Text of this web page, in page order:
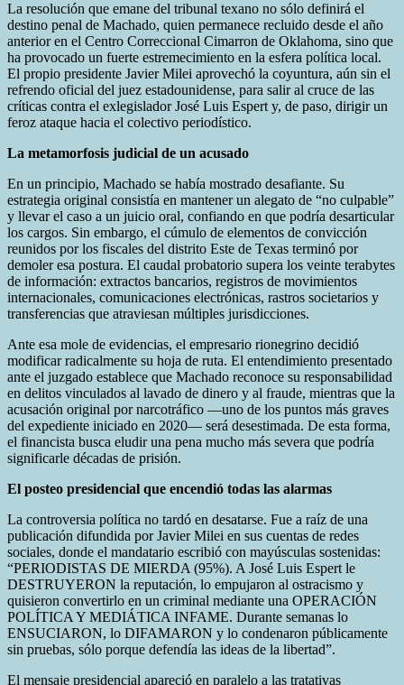
La resolución que emane del tribunal texano no sólo definirá el
destino penal de Machado, quien permanece recluido desde el año
anterior en el Centro Correccional Cimarron de Oklahoma, sino que
ha provocado un fuerte estremecimiento en la esfera política local.
El propio presidente Javier Milei aprovechó la coyuntura, aún sin el
refrendo oficial del juez estadounidense, para salir al cruce de las
críticas contra el exlegislador José Luis Espert y, de paso, dirigir un
feroz ataque hacia el colectivo periodístico.
La metamorfosis judicial de un acusado
En un principio, Machado se había mostrado desafiante. Su
estrategia original consistía en mantener un alegato de “no culpable”
y llevar el caso a un juicio oral, confiando en que podría desarticular
los cargos. Sin embargo, el cúmulo de elementos de convicción
reunidos por los fiscales del distrito Este de Texas terminó por
demoler esa postura. El caudal probatorio supera los veinte terabytes
de información: extractos bancarios, registros de movimientos
internacionales, comunicaciones electrónicas, rastros societarios y
transferencias que atraviesan múltiples jurisdicciones.
Ante esa mole de evidencias, el empresario rionegrino decidió
modificar radicalmente su hoja de ruta. El entendimiento presentado
ante el juzgado establece que Machado reconoce su responsabilidad
en delitos vinculados al lavado de dinero y al fraude, mientras que la
acusación original por narcotráfico —uno de los puntos más graves
del expediente iniciado en 2020— será desestimada. De esta forma,
el financista busca eludir una pena mucho más severa que podría
significarle décadas de prisión.
El posteo presidencial que encendió todas las alarmas
La controversia política no tardó en desatarse. Fue a raíz de una
publicación difundida por Javier Milei en sus cuentas de redes
sociales, donde el mandatario escribió con mayúsculas sostenidas:
“PERIODISTAS DE MIERDA (95%). A José Luis Espert le
DESTRUYERON la reputación, lo empujaron al ostracismo y
quisieron convertirlo en un criminal mediante una OPERACIÓN
POLÍTICA Y MEDIÁTICA INFAME. Durante semanas lo
ENSUCIARON, lo DIFAMARON y lo condenaron públicamente
sin pruebas, sólo porque defendía las ideas de la libertad”.
El mensaje presidencial apareció en paralelo a las tratativas